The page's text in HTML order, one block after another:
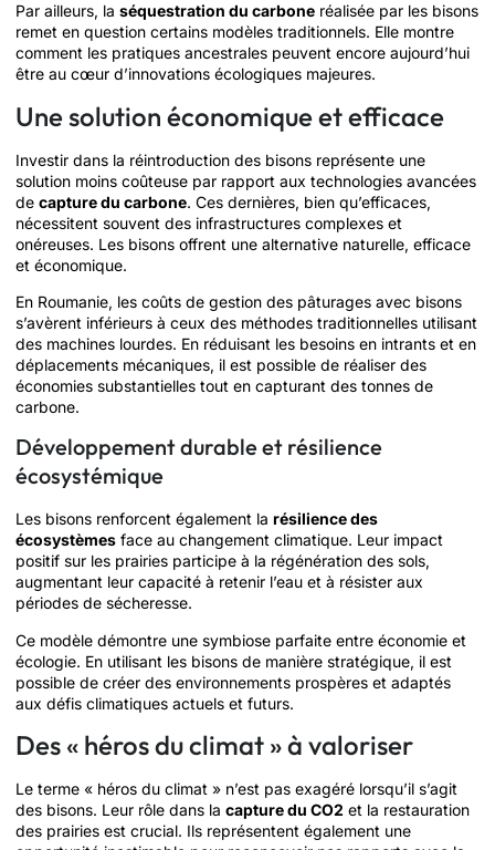
Par ailleurs, la séquestration du carbone réalisée par les bisons
remet en question certains modèles traditionnels. Elle montre
comment les pratiques ancestrales peuvent encore aujourd’hui
être au cœur d’innovations écologiques majeures.
Une solution économique et efficace
Investir dans la réintroduction des bisons représente une
solution moins coûteuse par rapport aux technologies avancées
de capture du carbone. Ces dernières, bien qu’efficaces,
nécessitent souvent des infrastructures complexes et
onéreuses. Les bisons offrent une alternative naturelle, efficace
et économique.
En Roumanie, les coûts de gestion des pâturages avec bisons
s’avèrent inférieurs à ceux des méthodes traditionnelles utilisant
des machines lourdes. En réduisant les besoins en intrants et en
déplacements mécaniques, il est possible de réaliser des
économies substantielles tout en capturant des tonnes de
carbone.
Développement durable et résilience
écosystémique
Les bisons renforcent également la résilience des
écosystèmes face au changement climatique. Leur impact
positif sur les prairies participe à la régénération des sols,
augmentant leur capacité à retenir l’eau et à résister aux
périodes de sécheresse.
Ce modèle démontre une symbiose parfaite entre économie et
écologie. En utilisant les bisons de manière stratégique, il est
possible de créer des environnements prospères et adaptés
aux défis climatiques actuels et futurs.
Des « héros du climat » à valoriser
Le terme « héros du climat » n’est pas exagéré lorsqu’il s’agit
des bisons. Leur rôle dans la capture du CO2 et la restauration
des prairies est crucial. Ils représentent également une